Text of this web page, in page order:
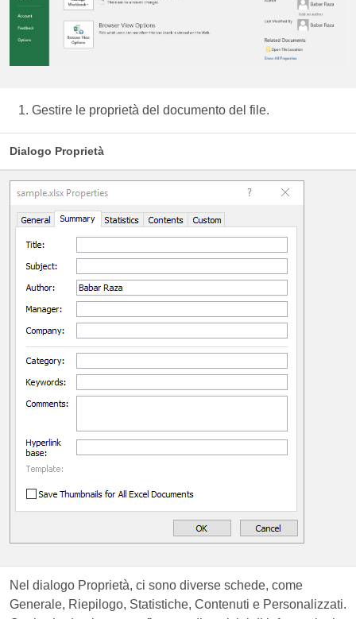
Gestire le proprietà del documento del file.
Dialogo Proprietà
Nel dialogo Proprietà, ci sono diverse schede, come
Generale, Riepilogo, Statistiche, Contenuti e Personalizzati.